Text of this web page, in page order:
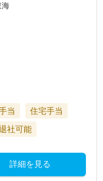
当
住宅手当
社可能
詳細を見る